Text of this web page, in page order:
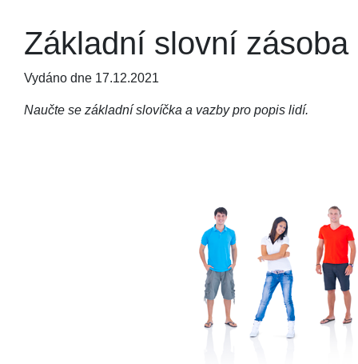
Základní slovní
Vydáno dne 17.12.2021
Naučte se základní slovíčka a vazby pro popis lidí.